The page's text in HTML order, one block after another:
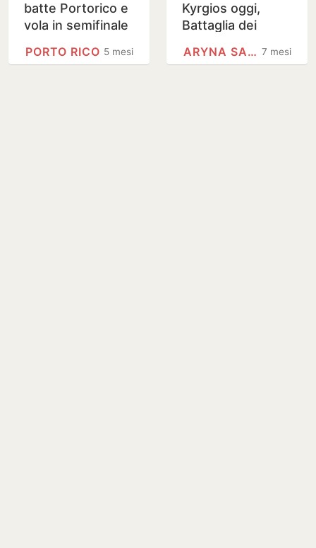
batte Portorico e
vola in semifinale
5 mesi
PORTO RICO
Kyrgios oggi,
Battaglia dei
dove vederla in tv
7 mesi
ARYNA SABALENKA